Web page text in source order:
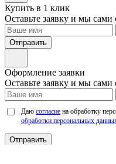
Купить в 1 клик
Оставьте заявку и мы
Отправить
Оформление заявки
Оставьте заявку и мы
Даю согласие на обработку
обработки персональных
Отправить